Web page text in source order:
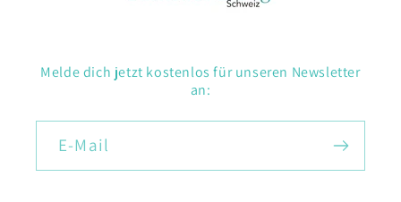
Melde dich jetzt kostenlos für unseren Newsletter
an:
E-Mail